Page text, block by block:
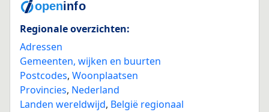
Regionale overzichten:
Adressen
Gemeenten, wijken en buurten
Postcodes, Woonplaatsen
Provincies, Nederland
Landen wereldwijd, België regionaal